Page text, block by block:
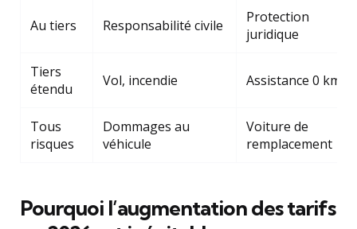
Au tiers Responsabilité civile
Protection
juridique
Tiers
étendu
Vol, incendie Assistance 0 km
Tous
risques
Dommages au
véhicule
Voiture de
remplacement
Pourquoi l’augmentation des tarifs